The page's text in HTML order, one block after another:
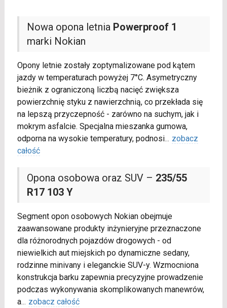
Nowa opona letnia Powerproof 1
marki Nokian
Opony letnie zostały zoptymalizowane pod kątem
jazdy w temperaturach powyżej 7°C. Asymetryczny
bieżnik z ograniczoną liczbą nacięć zwiększa
powierzchnię styku z nawierzchnią, co przekłada się
na lepszą przyczepność - zarówno na suchym, jak i
mokrym asfalcie. Specjalna mieszanka gumowa,
odporna na wysokie temperatury, podnosi... zobacz
całość
Opona osobowa oraz SUV – 235/55
R17 103 Y
Segment opon osobowych Nokian obejmuje
zaawansowane produkty inżynieryjne przeznaczone
dla różnorodnych pojazdów drogowych - od
niewielkich aut miejskich po dynamiczne sedany,
rodzinne minivany i eleganckie SUV-y. Wzmocniona
konstrukcja barku zapewnia precyzyjne prowadzenie
podczas wykonywania skomplikowanych manewrów,
a... zobacz całość